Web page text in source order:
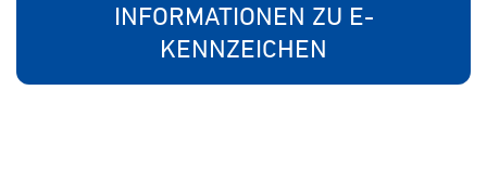
INFORMATIONEN ZU E-
KENNZEICHEN